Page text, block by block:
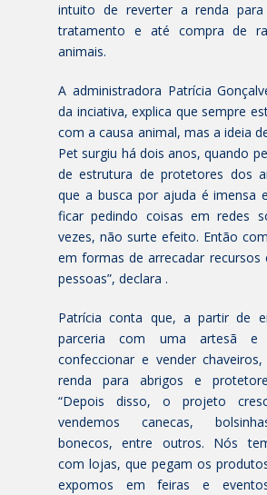
intuito de reverter a renda
tratamento e até compra de
animais.
A administradora Patrícia
da inciativa, explica que sempre
com a causa animal, mas a ideia
Pet surgiu há dois anos, quando
de estrutura de protetores dos
que a busca por ajuda é imensa
ficar pedindo coisas em redes
vezes, não surte efeito. Então
em formas de arrecadar recursos
pessoas”, declara .
Patrícia conta que, a partir de
parceria com uma artesã e
confeccionar e vender
renda para abrigos e
“Depois disso, o projeto
vendemos canecas,
bonecos, entre outros. Nós
com lojas, que pegam os
expomos em feiras e